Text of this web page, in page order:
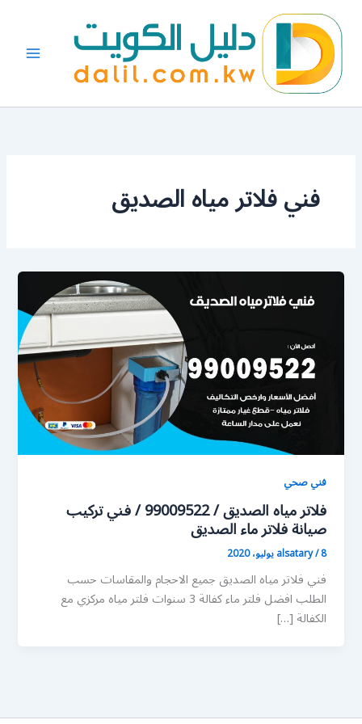
المحتوى
فني فلاتر مياه الصديق
فني صحي
فلاتر مياه الصديق / 99009522 / فني تركيب
صيانة فلاتر ماء الصديق
alsatary/8 يوليو، 2020
فني فلاتر مياه الصديق جميع الاحجام والمقاسات حسب
الطلب افضل فلتر ماء كفالة 3 سنوات فلتر مياه مركزي مع
الكفالة […]